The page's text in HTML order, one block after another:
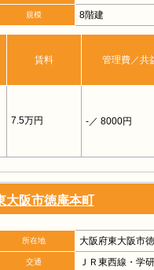
規模 8階建
賃料 管理費／共
7.5万円 -／ 8000円
大阪市徳庵本町
所在地 大阪府東大阪市
交通 ＪＲ東西線・学